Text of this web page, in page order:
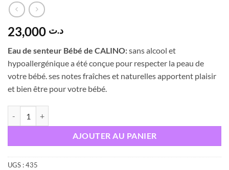
د.ت
Eau de senteur Bébé de CALINO:sans alcool et
hypoallergénique a été conçue pour respecter la peau de
votre bébé. ses notes fraîches et naturelles apportent plaisir
et bien être pour votre bébé.
AJOUTER AU PANIER
UGS :435